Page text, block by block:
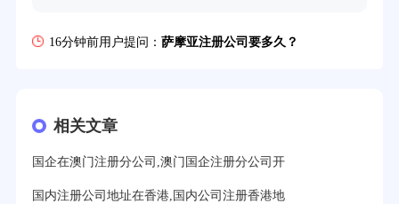
16分钟前用户提问： 萨摩亚注册公司要多久？
相关文章
国企在澳门注册分公司,澳门国企注册分公司开
国内注册公司地址在香港,国内公司注册香港地